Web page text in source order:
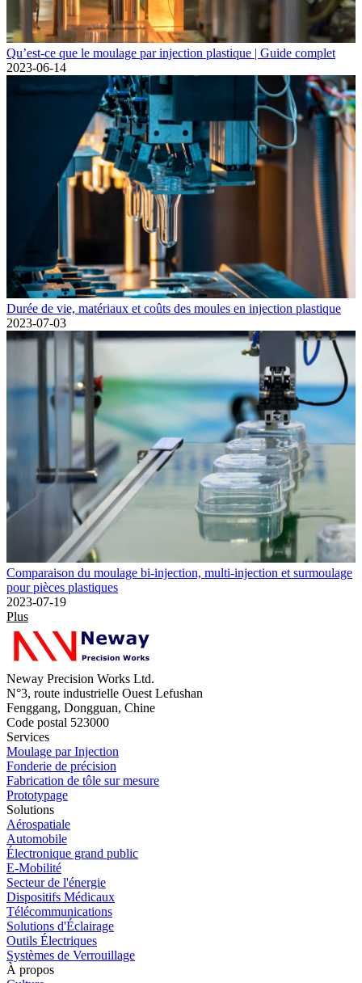
Qu’est-ce que le moulage par injection plastique | Guide complet
2023-06-14
Durée de vie, matériaux et coûts des moules en injection plastique
2023-07-03
Comparaison du moulage bi-injection, multi-injection et surmoulage
pour pièces plastiques
2023-07-19
Plus
Neway Precision Works Ltd.
N°3, route industrielle Ouest Lefushan
Fenggang, Dongguan, Chine
Code postal 523000
Services
Moulage par Injection
Fonderie de précision
Fabrication de tôle sur mesure
Prototypage
Solutions
Aérospatiale
Automobile
Électronique grand public
E-Mobilité
Secteur de l'énergie
Dispositifs Médicaux
Télécommunications
Solutions d'Éclairage
Outils Électriques
Systèmes de Verrouillage
À propos